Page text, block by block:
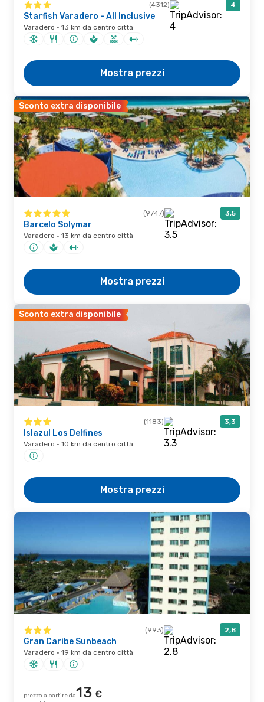
(4312) 4
Starfish Varadero - All Inclusive
Varadero · 13 km da centro città
Mostra prezzi
Sconto extra disponibile
(9747) 3,5
Barcelo Solymar
Varadero · 13 km da centro città
Mostra prezzi
Sconto extra disponibile
(1183) 3,3
Islazul Los Delfines
Varadero · 10 km da centro città
Mostra prezzi
(993) 2,8
Gran Caribe Sunbeach
Varadero · 19 km da centro città
prezzo a partire da13 €